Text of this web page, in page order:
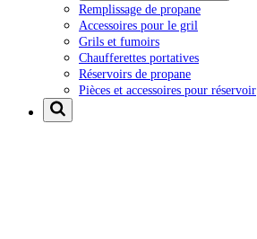
Remplissage de propane
Accessoires pour le gril
Grils et fumoirs
Chaufferettes portatives
Réservoirs de propane
Pièces et accessoires pour réservoir